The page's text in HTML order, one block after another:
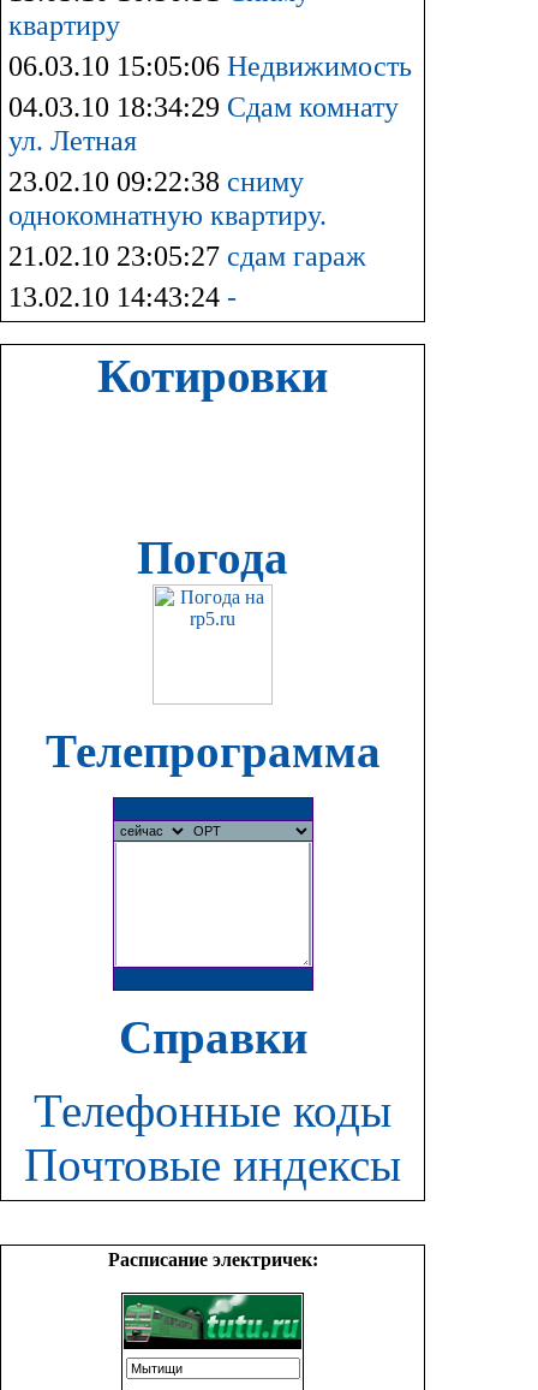
квартиру
06.03.10 15:05:06 Недвижимость
04.03.10 18:34:29 Сдам комнату
ул. Летная
23.02.10 09:22:38 сниму
однокомнатную квартиру.
21.02.10 23:05:27 сдам гараж
13.02.10 14:43:24 -
Котировки
Погода
Телепрограмма
Справки
Телефонные коды
Почтовые индексы
Расписание электричек: